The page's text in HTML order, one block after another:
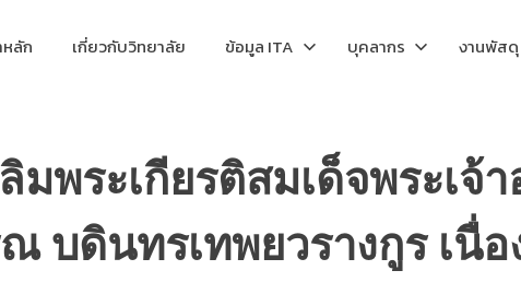
ลัก เกี่ยวกับวิทยาลัย ข้อมูล ITA บุคลากร งานพัสดุ
มพระเกียรติสมเด็จพระเจ้
บดินทรเทพยวรางกูร เนื่อ